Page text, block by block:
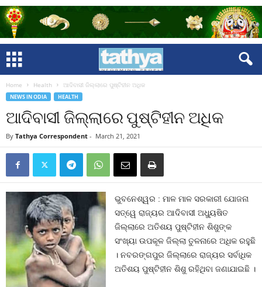
Home Health ଆଦିବାସୀ ଜିଲ୍ଲାରେ ପୁଷ୍ଟିହୀନ ଅଧିକ
NEWS IN ODIA HEALTH
ଆଦିବାସୀ ଜିଲ୍ଲାରେ ପୁଷ୍ଟିହୀନ ଅଧିକ
By Tathya Correspondent - March 21, 2021
ଭୁବନେଶ୍ୱର : ମାଳ ମାଳ ସରକାରୀ ଯୋଜନା
ସତ୍ୱେ ରାଜ୍ୟର ଆଦିବାସୀ ଅଧ୍ୟୁଷିତ
ଜିଲ୍ଲାରେ ଅତିଶୟ ପୁଷ୍ଟିହୀନ ଶିଶୁଙ୍କ
ସଂଖ୍ୟା ଉପକୂଳ ଜିଲ୍ଲା ତୁଳନାରେ ଅଧିକ ରହୁଛି
। ନବରଙ୍ଗପୁର ଜିଲ୍ଲାରେ ରାଜ୍ୟର ସର୍ବାଧିକ
ଅତିଶୟ ପୁଷ୍ଟିହୀନ ଶିଶୁ ରହିଥିବା ଜଣାଯାଇଛି ।